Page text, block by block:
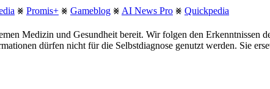
⨳ Promis+ ⨳ Gameblog ⨳ AI News Pro ⨳ Quickpedia
Medizin und Gesundheit bereit. Wir folgen den Erkenntnissen
dürfen nicht für die Selbstdiagnose genutzt werden. Sie